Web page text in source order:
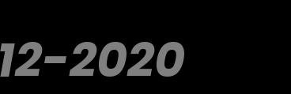
2020